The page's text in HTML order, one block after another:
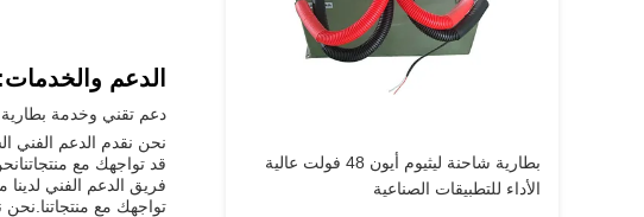
بطارية شاحنة ليثيوم أيون 48 فولت عالية
الأداء للتطبيقات الصناعية
الدعم والخدمات:
دعم تقني وخدمة بطارية
قد تواجهك مع
فريق الدعم الفني